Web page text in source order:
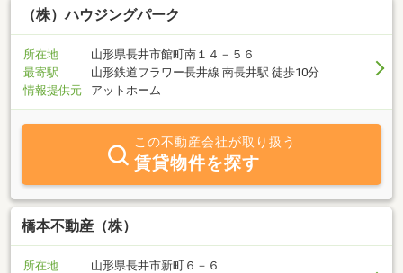
（株）ハウジングパーク
所在地
山形県長井市館町南１４－５６
最寄駅
山形鉄道フラワー長井線 南長井駅 徒歩10分
情報提供元
アットホーム
この不動産会社が取り扱う
賃貸物件を探す
橋本不動産（株）
所在地
山形県長井市新町６－６